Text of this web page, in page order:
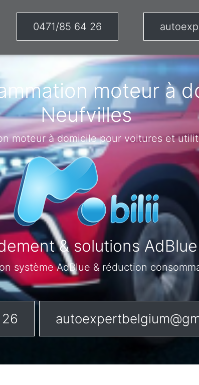
0471/85 64 26
moteur à
Neufvilles
moteur à domicile pour voitures et
& solutions
système AdBlue & réduction